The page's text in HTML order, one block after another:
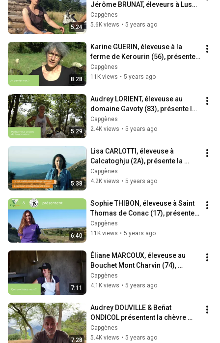
5:24
Jérôme BRUNAT, éleveurs à Lusse
(88), présentent la chèvre de
Lorraine
Capgènes
5.6K views • 5 years ago
8:28
Karine GUERIN, éleveuse à la
ferme de Kerourin (56), présente
la chèvre des Fossés
Capgènes
11K views • 5 years ago
5:29
Audrey LORIENT, éleveuse au
domaine Gavoty (83), présente la
chèvre Provençale
Capgènes
2.4K views • 5 years ago
5:38
Lisa CARLOTTI, éleveuse à
Calcatoghju (2A), présente la
chèvre Corse
Capgènes
4.2K views • 5 years ago
6:40
Sophie THIBON, éleveuse à Saint
Thomas de Conac (17), présente
la chèvre Poitevine
Capgènes
11K views • 5 years ago
7:11
Éliane MARCOUX, éleveuse au
Bouchet Mont Charvin (74),
présente la chèvre des Savoie
Capgènes
4.1K views • 5 years ago
7:28
Audrey DOUVILLE & Beñat
ONDICOL présentent la chèvre
Pyrénéenne
Capgènes
5.4K views • 5 years ago